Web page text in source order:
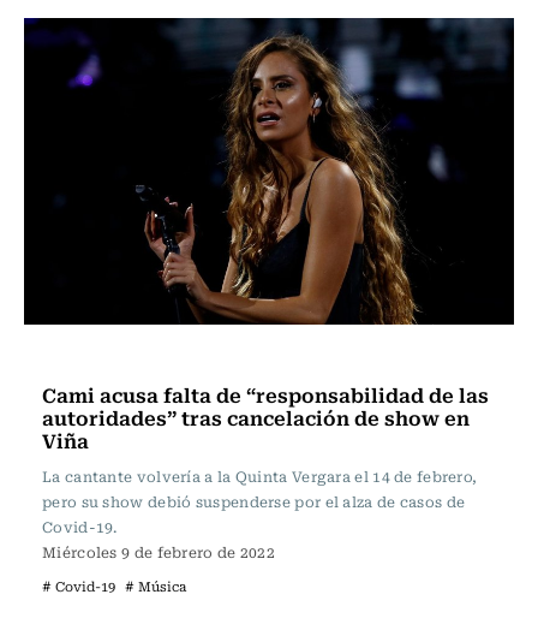
Cami acusa falta de “responsabilidad de las
autoridades” tras cancelación de show en
Viña
La cantante volvería a la Quinta Vergara el 14 de febrero,
pero su show debió suspenderse por el alza de casos de
Covid-19.
Miércoles 9 de febrero de 2022
# Covid-19 # Música